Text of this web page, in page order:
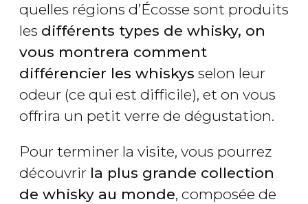
quelles régions d’Écosse sont produits
les différents types de whisky, on
vous montrera comment
différencier les whiskys selon leur
odeur (ce qui est difficile), et on vous
offrira un petit verre de dégustation.
Pour terminer la visite, vous pourrez
découvrir la plus grande collection
de whisky au monde, composée de